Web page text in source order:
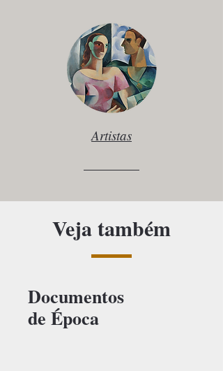
Artistas
Veja também
Documentos
de Época